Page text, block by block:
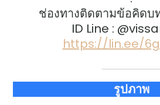
ช่องทางติดตามข้อคิดบ
ID Line :
https://lin.ee/
รูปภาพ